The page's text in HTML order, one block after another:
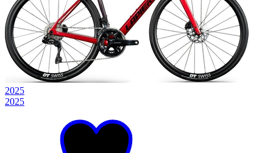
2025
2025